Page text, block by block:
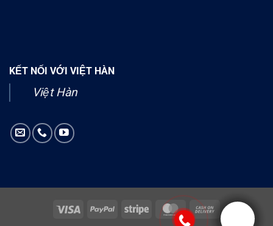
KẾT NỐI VỚI VIỆT HÀN
Việt Hàn
Visa PayPal Stripe MasterCardCash
On